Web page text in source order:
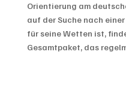
Orientierung am
auf der Suche nach
für seine Wetten ist,
Gesamtpaket, das